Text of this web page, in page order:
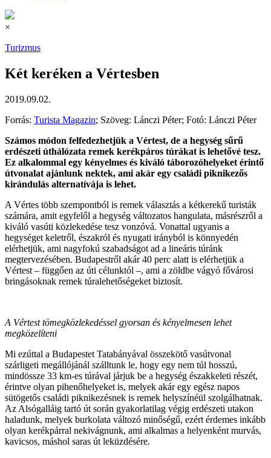
×
Turizmus
Két keréken a Vértesben
2019.09.02.
Forrás: Turista Magazin; Szöveg: Lánczi Péter; Fotó: Lánczi Péter
Számos módon felfedezhetjük a Vértest, de a hegység sűrű
erdészeti úthálózata remek kerékpáros túrákat is lehetővé tesz.
Ez alkalommal egy kényelmes és kiváló táborozóhelyeket érintő
útvonalat ajánlunk nektek, ami akár egy családi piknikezős
kirándulás alternatívája is lehet.
A Vértes több szempontból is remek választás a kétkerekű turisták
számára, amit egyfelől a hegység változatos hangulata, másrészről a
kiváló vasúti közlekedése tesz vonzóvá. Vonattal ugyanis a
hegységet keletről, északról és nyugati irányból is könnyedén
elérhetjük, ami nagyfokú szabadságot ad a lineáris túránk
megtervezésében. Budapestről akár 40 perc alatt is elérhetjük a
Vértest – függően az úti célunktól –, ami a zöldbe vágyó fővárosi
bringásoknak remek túralehetőségeket biztosít.
A Vértest tömegközlekedéssel gyorsan és kényelmesen lehet
megközelíteni
Mi ezúttal a Budapestet Tatabányával összekötő vasútvonal
szárligeti megállójánál szálltunk le, hogy egy nem túl hosszú,
mindössze 33 km-es túrával járjuk be a hegység északkeleti részét,
érintve olyan pihenőhelyeket is, melyek akár egy egész napos
sütögetős családi piknikezésnek is remek helyszínéül szolgálhatnak.
Az Alsógalláig tartó út során gyakorlatilag végig erdészeti utakon
haladunk, melyek burkolata változó minőségű, ezért érdemes inkább
olyan kerékpárral nekivágnunk, ami alkalmas a helyenként murvás,
kavicsos, máshol saras út leküzdésére.